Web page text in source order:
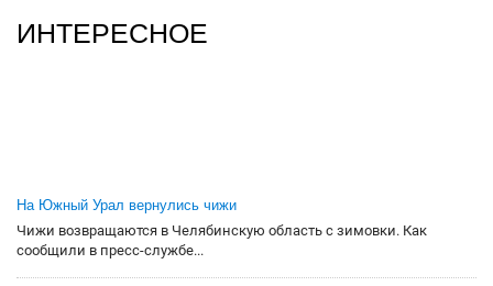
ИНТЕРЕСНОЕ
На Южный Урал вернулись чижи
Чижи возвращаются в Челябинскую область с зимовки. Как
сообщили в пресс-службе...